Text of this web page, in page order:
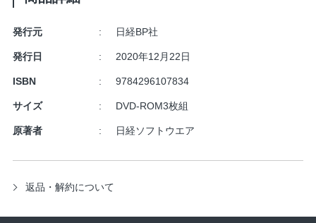
発行元 日経BP社
発行日 2020年12月22日
ISBN 9784296107834
サイズ DVD-ROM3枚組
原著者 日経ソフトウエア
返品・解約について